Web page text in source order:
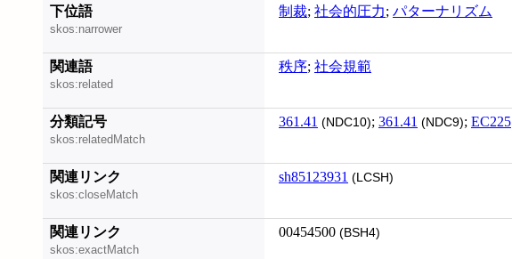
下位語
skos:narrower
制裁; 社会的圧力; パターナリズム
関連語
skos:related
秩序; 社会規範
分類記号
skos:relatedMatch
361.41 (NDC10); 361.41 (NDC9); EC225
関連リンク
skos:closeMatch
sh85123931 (LCSH)
関連リンク
skos:exactMatch
00454500 (BSH4)